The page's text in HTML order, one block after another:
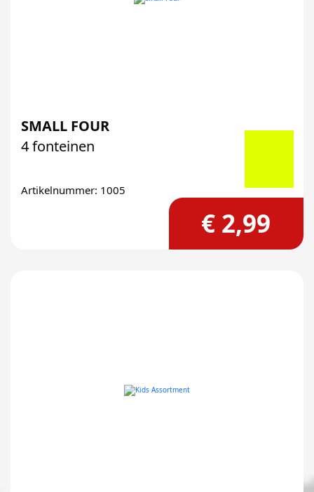
SMALL FOUR
4 fonteinen
Artikelnummer: 1005
€ 2,99